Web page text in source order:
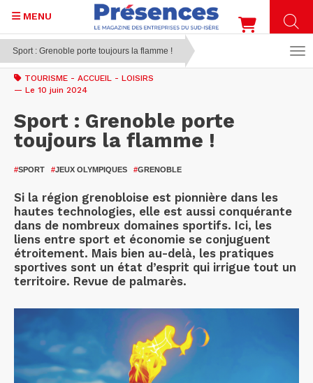
Aller
contenu
MENU
Sport : Grenoble porte toujours la flamme !
TOURISME - ACCUEIL - LOISIRS
— Le 10 juin 2024
Sport : Grenoble porte
toujours la flamme !
#SPORT #JEUX OLYMPIQUES #GRENOBLE
Si la région grenobloise est pionnière dans les
hautes technologies, elle est aussi conquérante
dans de nombreux domaines sportifs. Ici, les
liens entre sport et économie se conjuguent
étroitement. Mais bien au-delà, les pratiques
sportives sont un état d’esprit qui irrigue tout un
territoire. Revue de palmarès.